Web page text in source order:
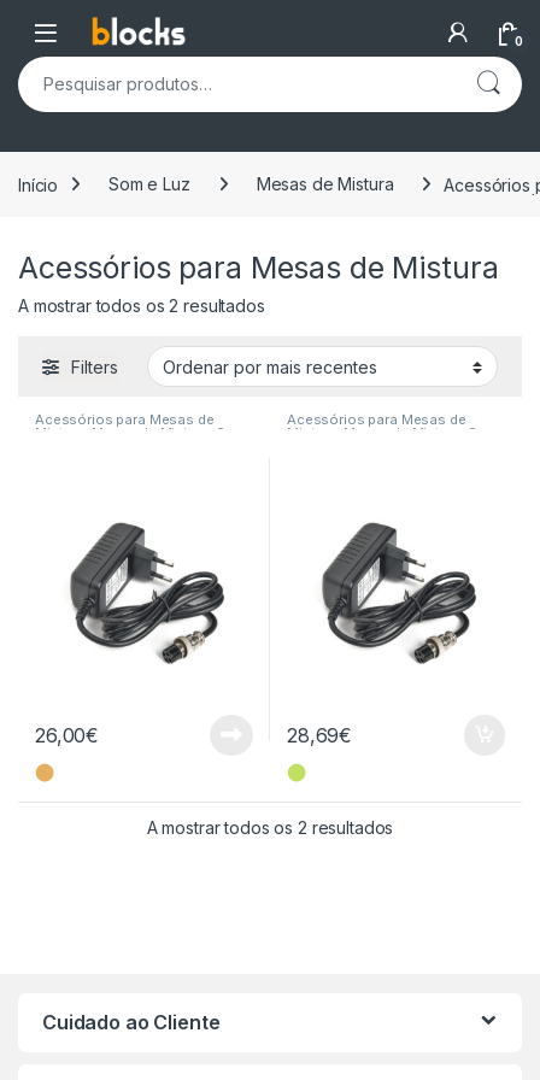
Skip to navigation
Skip to content
Open 0
Pesquisar por:
Início Som e Luz Mesas de Mistura Acessórios
Acessórios para Mesas de Mistura
A mostrar todos os 2 resultadosOrdenado por mais recentes
Filters
Acessórios para Mesas de
Mistura Mesas de Mistura Som
26,00€
⬤
Acessórios para Mesas de
Mistura Mesas de Mistura Som
28,69€
⬤
A mostrar todos os 2 resultados
Cuidado ao Cliente